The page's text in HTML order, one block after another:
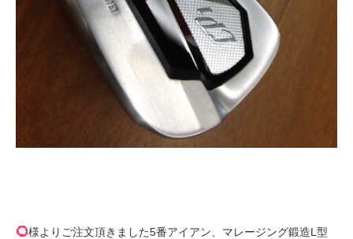
様よりご注文頂きました5番アイアン、マレージング鍛造L型